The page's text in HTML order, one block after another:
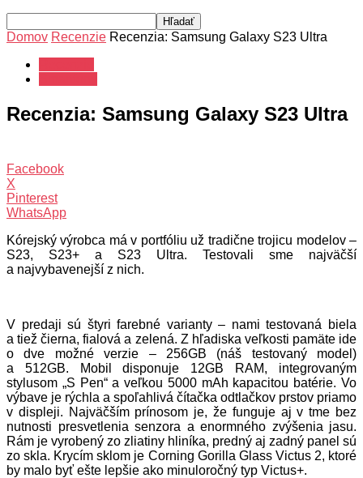
Domov Recenzie Recenzia: Samsung Galaxy S23 Ultra
Recenzia: Samsung Galaxy S23 Ultra
Facebook
X
Pinterest
WhatsApp
Kórejský výrobca má v portfóliu už tradične trojicu modelov –
S23, S23+ a S23 Ultra. Testovali sme najväčší
a najvybavenejší z nich.
V predaji sú štyri farebné varianty – nami testovaná biela
a tiež čierna, fialová a zelená. Z hľadiska veľkosti pamäte ide
o dve možné verzie – 256GB (náš testovaný model)
a 512GB. Mobil disponuje 12GB RAM, integrovaným
stylusom „S Pen“ a veľkou 5000 mAh kapacitou batérie. Vo
výbave je rýchla a spoľahlivá čítačka odtlačkov prstov priamo
v displeji. Najväčším prínosom je, že funguje aj v tme bez
nutnosti presvetlenia senzora a enormného zvýšenia jasu.
Rám je vyrobený zo zliatiny hliníka, predný aj zadný panel sú
zo skla. Krycím sklom je Corning Gorilla Glass Victus 2, ktoré
by malo byť ešte lepšie ako minuloročný typ Victus+.